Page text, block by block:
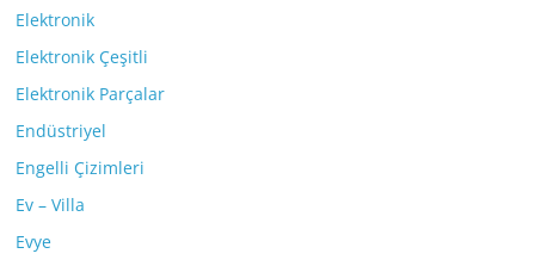
Elektronik
Elektronik Çeşitli
Elektronik Parçalar
Endüstriyel
Engelli Çizimleri
Ev – Villa
Evye